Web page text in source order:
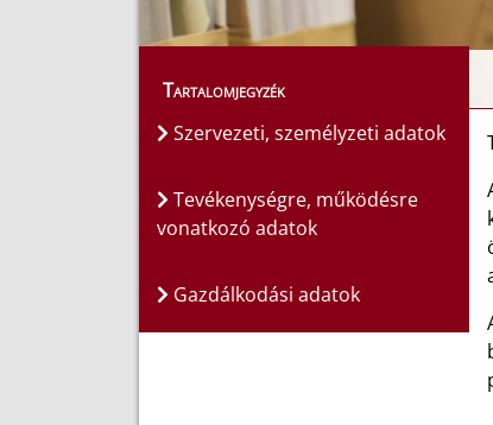
Tartalomjegyzék
Szervezeti, személyzeti adatok
Tevékenységre, működésre
vonatkozó adatok
Gazdálkodási adatok